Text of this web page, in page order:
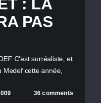
: LA
PAS
C’est surréaliste, et
Medef cette année,
36 comments